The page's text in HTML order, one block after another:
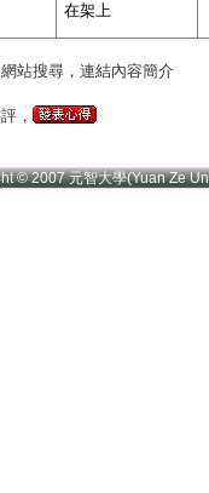
在架上
站搜尋，連結內容簡介
，
© 2007 元智大學(Yuan Ze